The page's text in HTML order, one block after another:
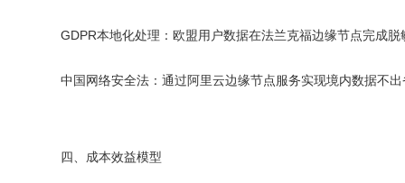
GDPR本地化处理：欧盟用户数据在法兰克福边缘节点完成
中国网络安全法：通过阿里云边缘节点服务实现境内数据不出
四、成本效益模型